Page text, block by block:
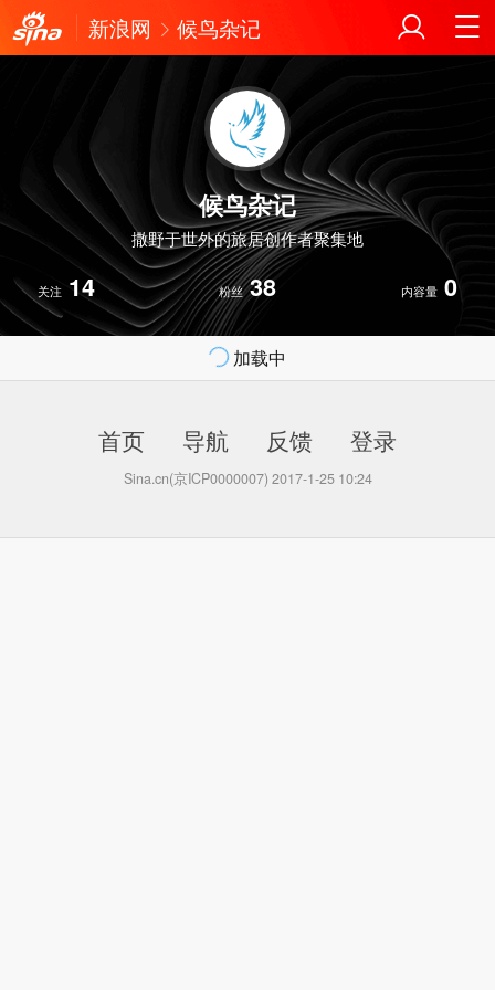
新浪网 候鸟杂记
候鸟杂记
撒野于世外的旅居创作者聚集地
关注 14 粉丝 38 内容量 0
加载中
首页 导航 反馈 登录
Sina.cn(京ICP0000007) 2017-1-25 10:24